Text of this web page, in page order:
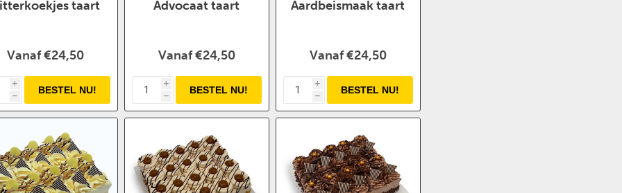
taart
Vanaf €24,50
i
h
Advocaat taart
Vanaf €24,50
i
h
Aardbeismaak taart
Vanaf €24,50
i
h